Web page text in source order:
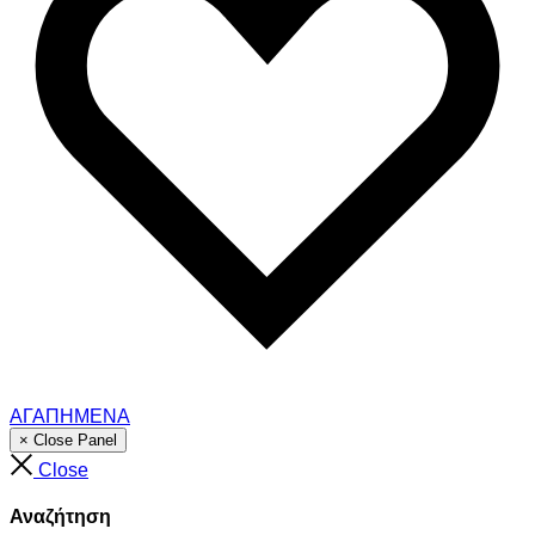
ΑΓΑΠΗΜΕΝΑ
× Close Panel
Close
Αναζήτηση